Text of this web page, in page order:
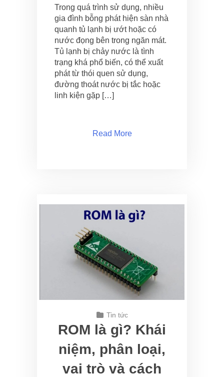
Trong quá trình sử dụng, nhiều
gia đình bỗng phát hiện sàn nhà
quanh tủ lạnh bị ướt hoặc có
nước đọng bên trong ngăn mát.
Tủ lạnh bị chảy nước là tình
trạng khá phổ biến, có thể xuất
phát từ thói quen sử dụng,
đường thoát nước bị tắc hoặc
linh kiện gặp […]
Read More
Tin tức
ROM là gì? Khái
niệm, phân loại,
vai trò và cách